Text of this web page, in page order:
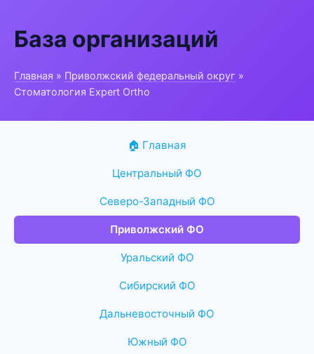
База организаций
Главная » Приволжский федеральный округ »
Стоматология Expert Ortho
🏠 Главная
Центральный ФО
Северо-Западный ФО
Приволжский ФО
Уральский ФО
Сибирский ФО
Дальневосточный ФО
Южный ФО